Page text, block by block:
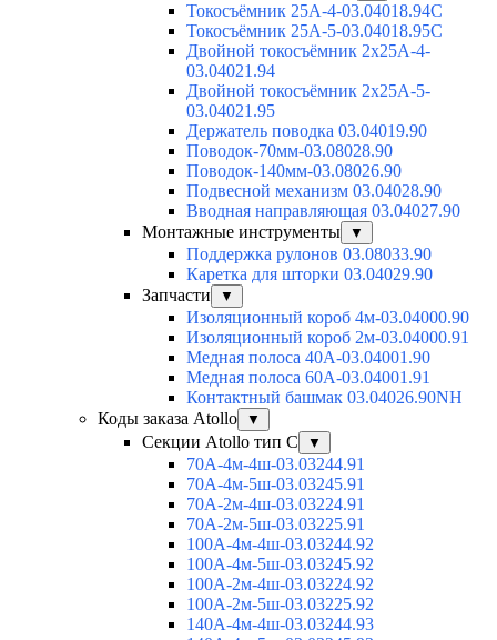
Токосъёмник 25А-4-03.04018.94C
Токосъёмник 25А-5-03.04018.95C
Двойной токосъёмник 2х25А-4-
03.04021.94
Двойной токосъёмник 2х25А-5-
03.04021.95
Держатель поводка 03.04019.90
Поводок-70мм-03.08028.90
Поводок-140мм-03.08026.90
Подвесной механизм 03.04028.90
Вводная направляющая 03.04027.90
Монтажные инструменты
▼
Поддержка рулонов 03.08033.90
Каретка для шторки 03.04029.90
Запчасти
▼
Изоляционный короб 4м-03.04000.90
Изоляционный короб 2м-03.04000.91
Медная полоса 40А-03.04001.90
Медная полоса 60А-03.04001.91
Контактный башмак 03.04026.90NH
Коды заказа Atollo
▼
Секции Atollo тип С ▼
70А-4м-4ш-03.03244.91
70А-4м-5ш-03.03245.91
70А-2м-4ш-03.03224.91
70А-2м-5ш-03.03225.91
100А-4м-4ш-03.03244.92
100А-4м-5ш-03.03245.92
100А-2м-4ш-03.03224.92
100А-2м-5ш-03.03225.92
140А-4м-4ш-03.03244.93